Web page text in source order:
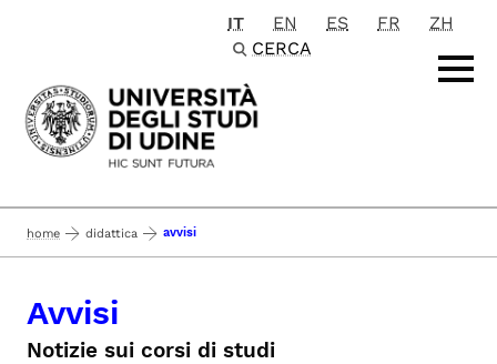
Passa al contenuto principale
IT EN ES FR
ZH
CERCA
home didattica avvisi
Avvisi
Notizie sui corsi di studi